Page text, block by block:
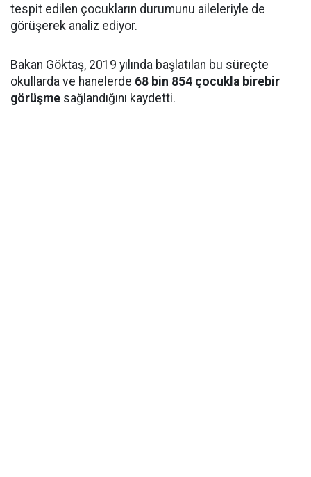
tespit edilen çocukların durumunu aileleriyle de
görüşerek analiz ediyor.
Bakan Göktaş, 2019 yılında başlatılan bu süreçte
okullarda ve hanelerde 68 bin 854 çocukla birebir
görüşme sağlandığını kaydetti.